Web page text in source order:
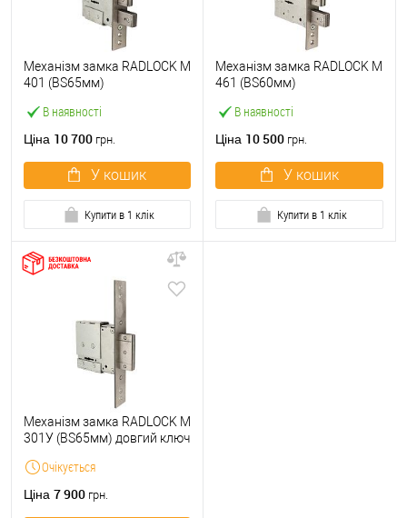
В наявності
Механізм замка RADLOCK M
401 (BS65мм)
Ціна 10 700 грн.
У кошик
Купити в 1 клік
В наявності
Механізм замка RADLOCK M
461 (BS60мм)
Ціна 10 500 грн.
У кошик
Купити в 1 клік
Очікується
Механізм замка RADLOCK M
301У (BS65мм) довгий ключ
Ціна 7 900 грн.